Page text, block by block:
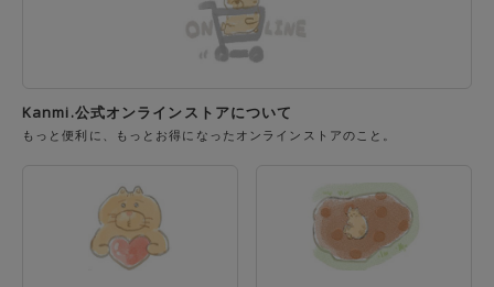
Kanmi.公式オンラインストアについて
もっと便利に、もっとお得になったオンラインストアのこと。